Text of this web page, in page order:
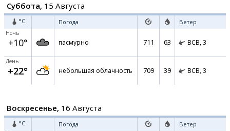
Суббота, 15 Августа
°C Погода Ветер
Ночь
+10° пасмурно 711 63 ВСВ, 3
День
+22° небольшая облачность 709 39 ВСВ, 3
Воскресенье, 16 Августа
°C Погода Ветер